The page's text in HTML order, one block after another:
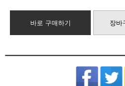
바로 구매하기 장바